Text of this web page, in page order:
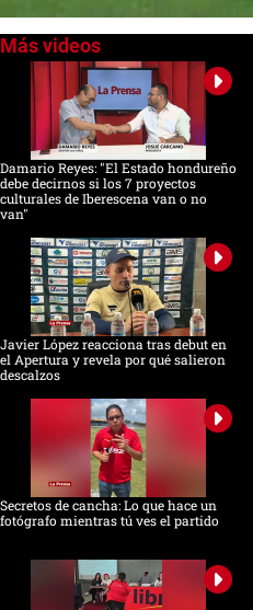
seconds
seconds
Damario Reyes: "El Estado hondureño
debe decirnos si los 7 proyectos
culturales de Iberescena van o no
van"
Javier López reacciona tras debut en
el Apertura y revela por qué salieron
descalzos
Secretos de cancha: Lo que hace un
fotógrafo mientras tú ves el partido